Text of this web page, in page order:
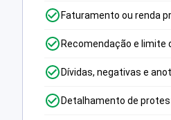
Faturamento ou renda
Recomendação e limite
Dívidas, negativas e
Detalhamento de